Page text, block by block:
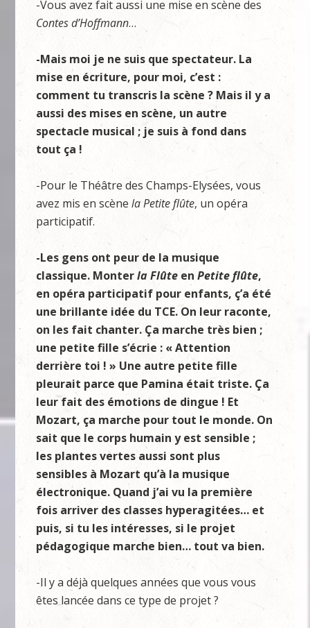
-Vous avez fait aussi une mise en scène des
Contes d’Hoffmann…
-Mais moi je ne suis que spectateur. La
mise en écriture, pour moi, c’est :
comment tu transcris la scène ? Mais il y a
aussi des mises en scène, un autre
spectacle musical ; je suis à fond dans
tout ça !
-Pour le Théâtre des Champs-Elysées, vous
avez mis en scènela Petite flûte, un opéra
participatif.
-Les gens ont peur de la musique
classique. Monterla Flûte enPetite flûte,
en opéra participatif pour enfants, ç’a été
une brillante idée du TCE. On leur raconte,
on les fait chanter. Ça marche très bien ;
une petite fille s’écrie : « Attention
derrière toi ! » Une autre petite fille
pleurait parce que Pamina était triste. Ça
leur fait des émotions de dingue ! Et
Mozart, ça marche pour tout le monde. On
sait que le corps humain y est sensible ;
les plantes vertes aussi sont plus
sensibles à Mozart qu’à la musique
électronique. Quand j’ai vu la première
fois arriver des classes hyperagitées… et
puis, si tu les intéresses, si le projet
pédagogique marche bien… tout va bien.
-Il y a déjà quelques années que vous vous
êtes lancée dans ce type de projet ?